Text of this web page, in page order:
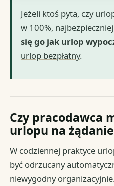
Jeżeli ktoś pyta, czy
w 100%,
się go jak urlop
urlop bezpłatny.
Czy pracodawca
urlopu na żądanie
W codziennej praktyce
być odrzucany
niewygodny